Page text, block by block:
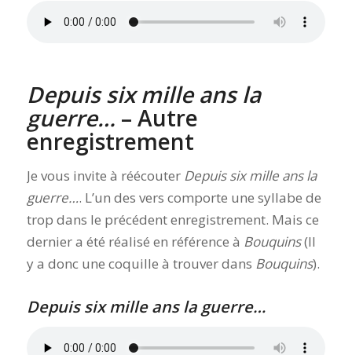
Depuis six mille ans la
guerre… – Autre
enregistrement
Je vous invite à réécouter Depuis six mille ans la
guerre…. L’un des vers comporte une syllabe de
trop dans le précédent enregistrement. Mais ce
dernier a été réalisé en référence à Bouquins(Il
y a donc une coquille à trouver dans Bouquins).
Depuis six mille ans la guerre…